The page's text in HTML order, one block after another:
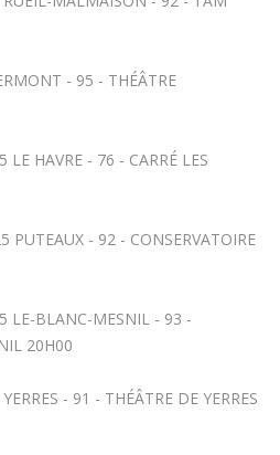
- 95 - THÉÂTRE
HAVRE - 76 - CARRÉ LES
- 92 - CONSERVATOIRE
LE-BLANC-MESNIL - 93 -
20H00
- 91 - THÉÂTRE DE YERRES